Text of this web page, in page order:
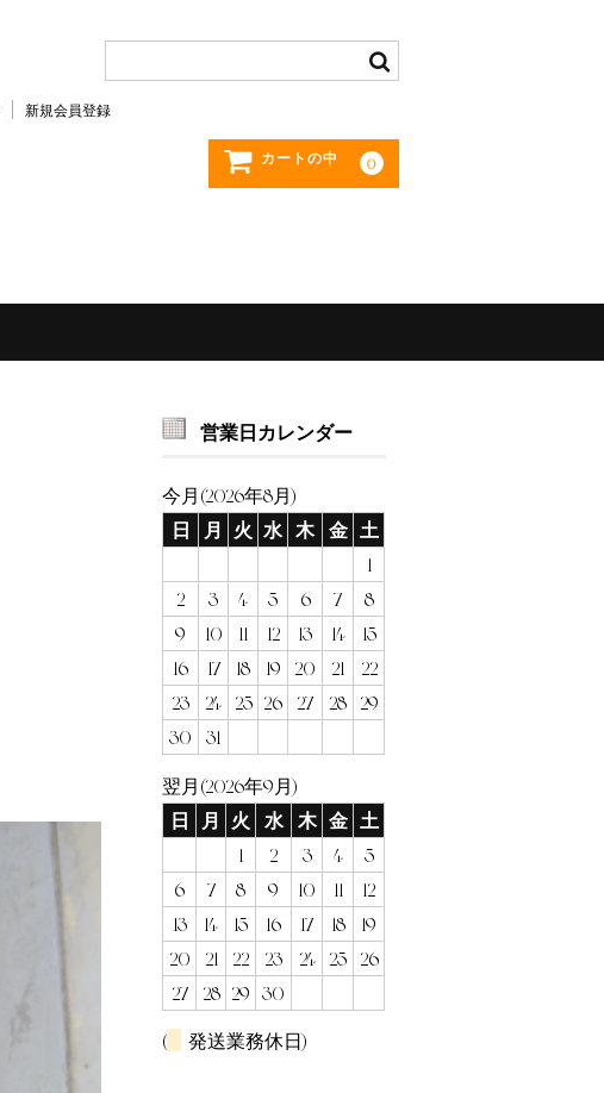
新規会員登録
カートの中 0
営業日カレンダー
今月(2026年8月)
日
月 火 水 木 金 土
1
2
3 4 5 6 7
8
9
10 11 12 13 14
15
16
17 18 19 20 21
22
23
24 25 26 27 28
29
30
31
翌月(2026年9月)
日
月 火 水 木 金 土
1
2 3 4
5
6
7 8 9 10 11
12
13
14 15 16 17 18
19
20
21 22 23 24 25
26
27
28 29 30
( 発送業務休日)